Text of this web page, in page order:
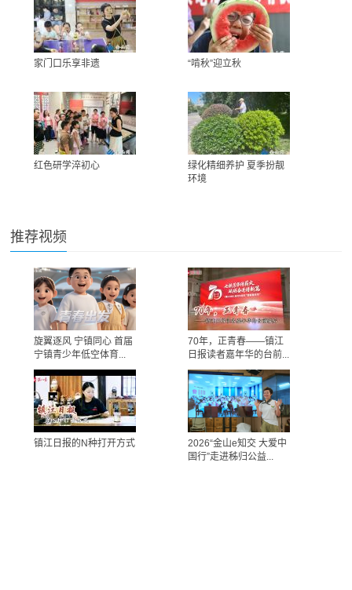
家门口乐享非遗 “啃秋”迎立秋
红色研学淬初心
绿化精细养护 夏季扮靓
环境
推荐视频
旋翼逐风 宁镇同心 首届
宁镇青少年低空体育...
70年，正青春——镇江
日报读者嘉年华的台前...
镇江日报的N种打开方式
2026“金山e知交 大爱中
国行”走进秭归公益...